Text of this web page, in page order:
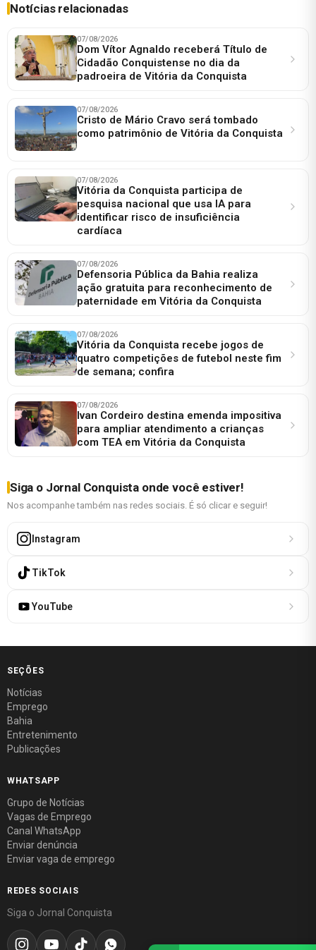
Notícias relacionadas
07/08/2026
Dom Vítor Agnaldo receberá Título de
Cidadão Conquistense no dia da
padroeira de Vitória da Conquista
07/08/2026
Cristo de Mário Cravo será tombado
como patrimônio de Vitória da Conquista
07/08/2026
Vitória da Conquista participa de
pesquisa nacional que usa IA para
identificar risco de insuficiência
cardíaca
07/08/2026
Defensoria Pública da Bahia realiza
ação gratuita para reconhecimento de
paternidade em Vitória da Conquista
07/08/2026
Vitória da Conquista recebe jogos de
quatro competições de futebol neste fim
de semana; confira
07/08/2026
Ivan Cordeiro destina emenda impositiva
para ampliar atendimento a crianças
com TEA em Vitória da Conquista
Siga o Jornal Conquista onde você estiver!
Nos acompanhe também nas redes sociais. É só clicar e seguir!
Instagram
TikTok
YouTube
SEÇÕES
Notícias
Emprego
Bahia
Entretenimento
Publicações
WHATSAPP
Grupo de Notícias
Vagas de Emprego
Canal WhatsApp
Enviar denúncia
Enviar vaga de emprego
REDES SOCIAIS
Siga o Jornal Conquista